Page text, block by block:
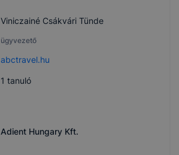
Viniczainé Csákvári Tünde
ügyvezető
abctravel.hu
1 tanuló
Adient Hungary Kft.